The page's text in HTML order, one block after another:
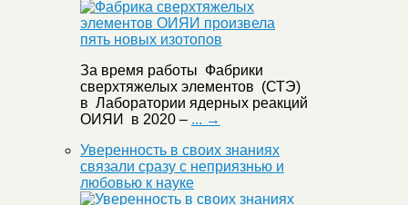
За время работы Фабрики
сверхтяжелых элементов (СТЭ)
в Лаборатории ядерных реакций
ОИЯИ в 2020 – ... →
Уверенность в своих знаниях
связали сразу с неприязнью и
любовью к науке